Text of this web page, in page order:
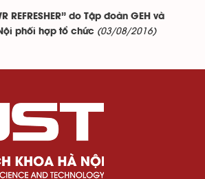
REFRESHER” do Tập đoàn GEH và
phối hợp tổ chức (03/08/2016)